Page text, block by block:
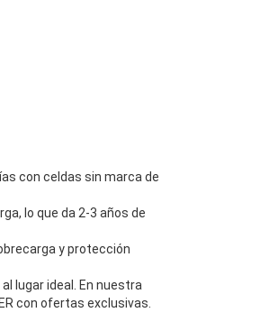
con celdas sin marca de
lo que da 2-3 años de
y protección
lugar ideal. En nuestra
con ofertas exclusivas.